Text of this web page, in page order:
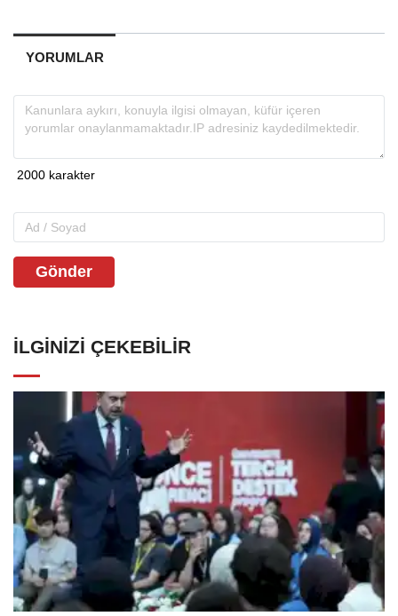
YORUMLAR
Gönder
İLGINIZI ÇEKEBILIR